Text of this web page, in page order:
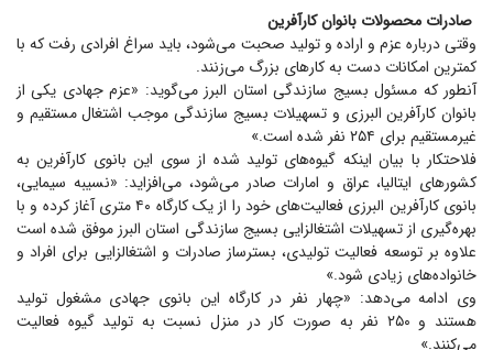
صادرات محصولات بانوان کارآفرین
وقتی درباره عزم و اراده و تولید صحبت می‌شود، باید سراغ افرادی رفت که با
کمترین امکانات دست به کار‌های بزرگ می‌زنند.
آنطور که مسئول بسیج سازندگی استان البرز می‌گوید: «عزم جهادی یکی از
بانوان کارآفرین البرزی و تسهیلات بسیج سازندگی موجب اشتغال مستقیم و
غیرمستقیم برای ۲۵۴ نفر شده است.»
فلاحتکار با بیان اینکه گیوه‌های تولید شده از سوی این بانوی کارآفرین به
کشور‌های ایتالیا، عراق و امارات صادر می‌شود، می‌افزاید: «نسیبه سیمایی،
بانوی کارآفرین البرزی فعالیت‌های خود را از یک کارگاه ۴۰ متری آغاز کرده و با
بهره‌گیری از تسهیلات اشتغالزایی بسیج سازندگی استان البرز موفق شده است
علاوه بر توسعه فعالیت تولیدی، بسترساز صادرات و اشتغالزایی برای افراد و
خانواده‌های زیادی شود.»
وی ادامه می‌دهد: «چهار نفر در کارگاه این بانوی جهادی مشغول تولید
هستند و ۲۵۰ نفر به صورت کار در منزل نسبت به تولید گیوه فعالیت
می‌کنند.»